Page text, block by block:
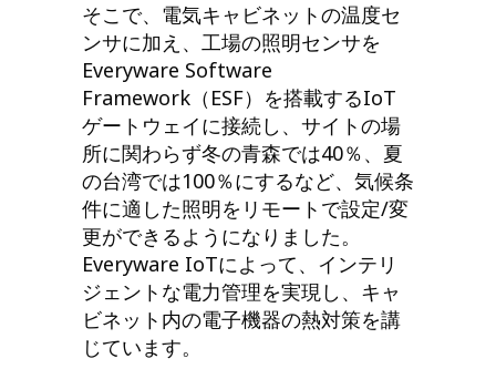
そこで、電気キャビネットの温度セ
ンサに加え、工場の照明センサを
Everyware Software
Framework（ESF）を搭載するIoT
ゲートウェイに接続し、サイトの場
所に関わらず冬の青森では40％、夏
の台湾では100％にするなど、気候条
件に適した照明をリモートで設定/変
更ができるようになりました。
Everyware IoTによって、インテリ
ジェントな電力管理を実現し、キャ
ビネット内の電子機器の熱対策を講
じています。